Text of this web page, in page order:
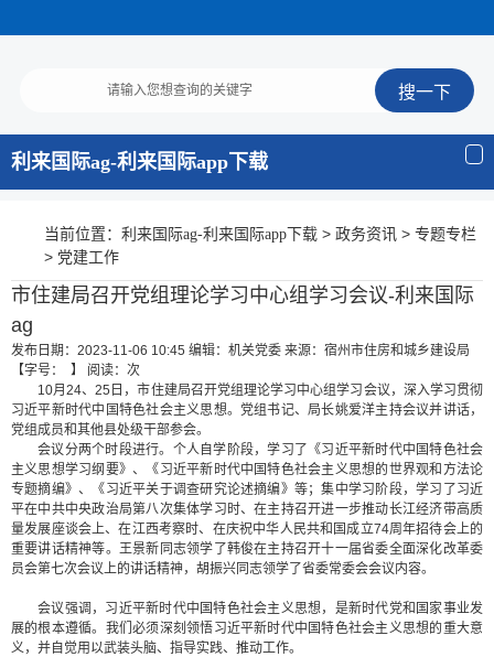
利来国际ag-利来国际app下载
当前位置： 利来国际ag-利来国际app下载 > 政务资讯 > 专题专栏
> 党建工作
市住建局召开党组理论学习中心组学习会议-利来国际
ag
发布日期：2023-11-06 10:45 编辑：机关党委 来源：宿州市住房和城乡建设局
【字号： 】
阅读： 次
10月24、25日，市住建局召开党组理论学习中心组学习会议，深入学习贯彻
习近平新时代中国特色社会主义思想。党组书记、局长姚爱洋主持会议并讲话，
党组成员和其他县处级干部参会。
会议分两个时段进行。个人自学阶段，学习了《习近平新时代中国特色社会
主义思想学习纲要》、《习近平新时代中国特色社会主义思想的世界观和方法论
专题摘编》、《习近平关于调查研究论述摘编》等；集中学习阶段，学习了习近
平在中共中央政治局第八次集体学习时、在主持召开进一步推动长江经济带高质
量发展座谈会上、在江西考察时、在庆祝中华人民共和国成立74周年招待会上的
重要讲话精神等。王景新同志领学了韩俊在主持召开十一届省委全面深化改革委
员会第七次会议上的讲话精神，胡振兴同志领学了省委常委会会议内容。
会议强调，习近平新时代中国特色社会主义思想，是新时代党和国家事业发
展的根本遵循。我们必须深刻领悟习近平新时代中国特色社会主义思想的重大意
义，并自觉用以武装头脑、指导实践、推动工作。